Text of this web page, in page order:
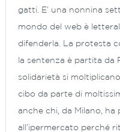
gatti. E’ una nonnina
mondo del web è
difenderla. La protesta
la sentenza è partita da
solidarietà si
cibo da parte di
anche chi, da Milano,
all’ipermercato perché